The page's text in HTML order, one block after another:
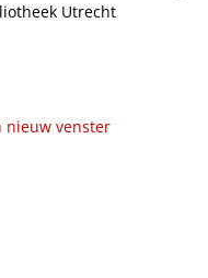
Utrecht
nieuw venster